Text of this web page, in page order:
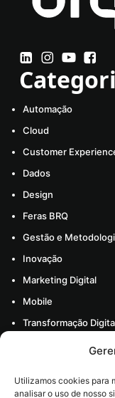
Utilizamos cookies para
analisar o uso de nosso
Automação
Cloud
Customer
Dados
Design
Feras BRQ
Gestão e
Inovação
Marketing Digital
Mobile
Transformação
Todos os artigos
Sobre nós